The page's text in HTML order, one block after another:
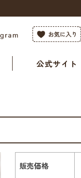
公式サイト
販売価格